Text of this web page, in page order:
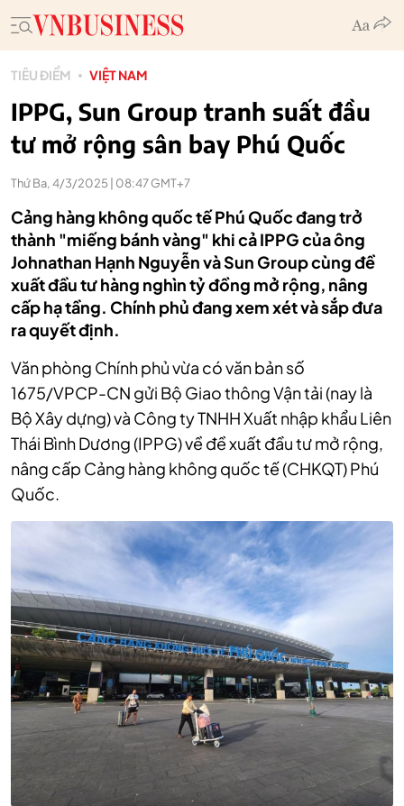
TIÊU ĐIỂM VIỆT NAM
IPPG, Sun Group tranh suất đầu
tư mở rộng sân bay Phú Quốc
Thứ Ba, 4/3/2025 | 08:47 GMT+7
Cảng hàng không quốc tế Phú Quốc đang trở
thành "miếng bánh vàng" khi cả IPPG của ông
Johnathan Hạnh Nguyễn và Sun Group cùng đề
xuất đầu tư hàng nghìn tỷ đồng mở rộng, nâng
cấp hạ tầng. Chính phủ đang xem xét và sắp đưa
ra quyết định.
Văn phòng Chính phủ vừa có văn bản số
1675/VPCP-CN gửi Bộ Giao thông Vận tải (nay là
Bộ Xây dựng) và Công ty TNHH Xuất nhập khẩu Liên
Thái Bình Dương (IPPG) về đề xuất đầu tư mở rộng,
nâng cấp Cảng hàng không quốc tế (CHKQT) Phú
Quốc.